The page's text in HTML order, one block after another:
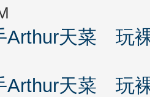
Arthur天菜 玩
Arthur天菜 玩